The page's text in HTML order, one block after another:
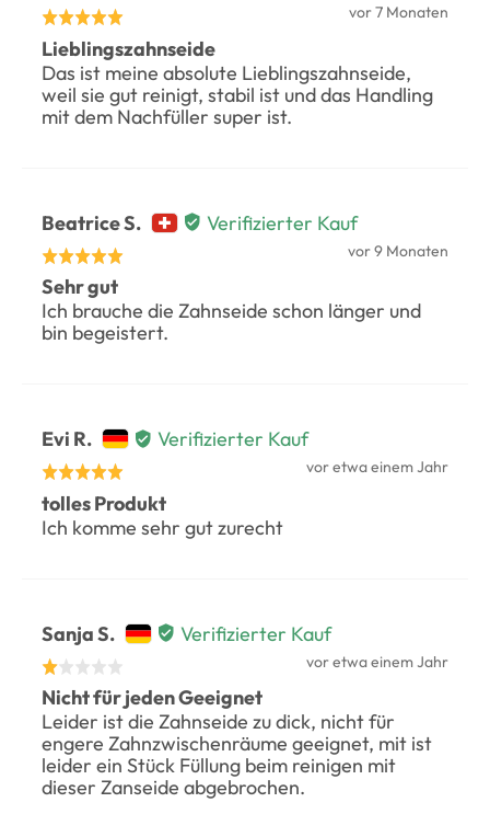
Melanie
H.,
von
Germany
Mit
5
von
5
Rezension
vor 7 Monaten
Lieblingszahnseide
Das ist meine absolute Lieblingszahnseide,
weil sie gut reinigt, stabil ist und das Handling
mit dem Nachfüller super ist.
Beatrice S.
Bewertet
S.,
Verifizierter Kauf
Mit
5
von
Rezension
vor 9 Monaten
Sehr gut
Ich brauche die Zahnseide schon länger und
bin begeistert.
Evi R.
Bewertet
Evi
R.,
Verifizierter Kauf
Mit
5
von
Rezension
vor etwa einem Jahr
tolles Produkt
Ich komme sehr gut zurecht
Sanja S.
Bewertet
Sanja
S.,
von
Germany
Verifizierter Kauf
Mit
1
von
5
bewertet
Rezension
vor etwa einem Jahr
Nicht für jeden Geeignet
Leider ist die Zahnseide zu dick, nicht für
engere Zahnzwischenräume geeignet, mit ist
leider ein Stück Füllung beim reinigen mit
dieser Zanseide abgebrochen.